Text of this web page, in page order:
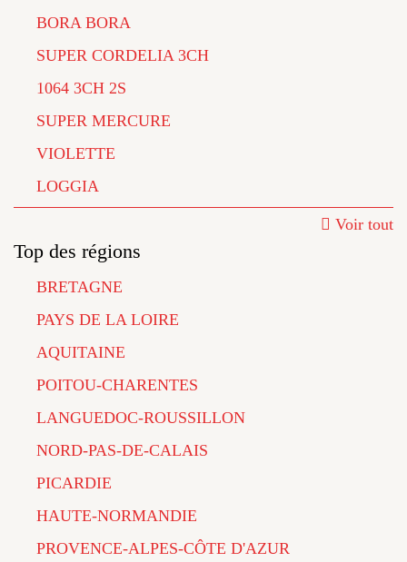
BORA BORA
SUPER CORDELIA 3CH
1064 3CH 2S
SUPER MERCURE
VIOLETTE
LOGGIA
Voir tout
Top des régions
BRETAGNE
PAYS DE LA LOIRE
AQUITAINE
POITOU-CHARENTES
LANGUEDOC-ROUSSILLON
NORD-PAS-DE-CALAIS
PICARDIE
HAUTE-NORMANDIE
PROVENCE-ALPES-CÔTE D'AZUR